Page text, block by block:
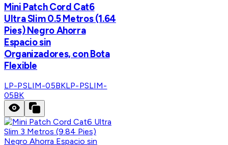
Mini Patch Cord Cat6
Ultra Slim 0.5 Metros (1.64
Pies) Negro Ahorra
Espacio sin
Organizadores, con Bota
Flexible
LP-PSLIM-05BKLP-PSLIM-
05BK